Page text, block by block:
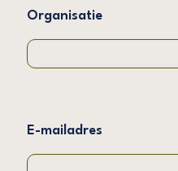
Organisatie
E-mailadres